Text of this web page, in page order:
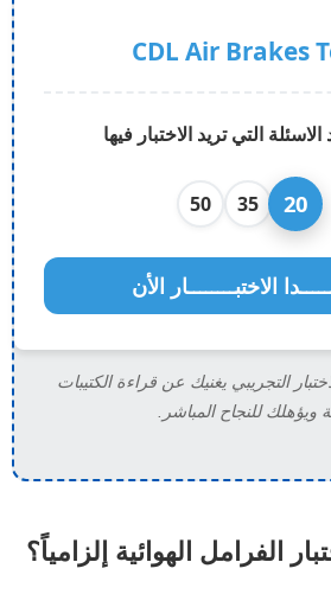
CDL Air Brakes
التي تريد الاختبار فيها
20
35
50
الاختبــــــــار الأن
takes more time than hydraulic
should the low air pressure
are the service, parking,
التجريبي يغنيك عن قراءة الكتيبات
ويؤهلك للنجاح المباشر.
الفرامل الهوائية إلزامياً؟